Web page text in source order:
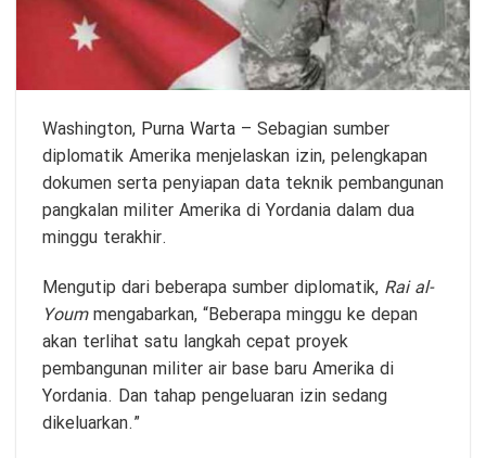
Washington, Purna Warta – Sebagian sumber
diplomatik Amerika menjelaskan izin, pelengkapan
dokumen serta penyiapan data teknik pembangunan
pangkalan militer Amerika di Yordania dalam dua
minggu terakhir.
Mengutip dari beberapa sumber diplomatik, Rai al-
Yoummengabarkan, “Beberapa minggu ke depan
akan terlihat satu langkah cepat proyek
pembangunan militer air base baru Amerika di
Yordania. Dan tahap pengeluaran izin sedang
dikeluarkan.”